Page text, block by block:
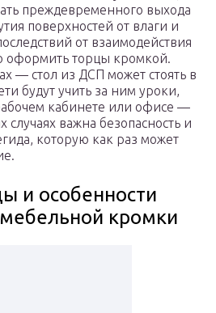
преждевременного выхода
поверхностей от влаги и
от взаимодействия
оформить торцы кромкой.
— стол из ДСП может стоять в
будут учить за ним уроки,
кабинете или офисе —
случаях важна безопасность и
которую как раз может
и особенности
кромки